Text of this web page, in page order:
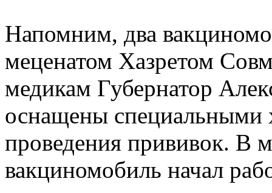
Напомним, два
меценатом Хазретом
медикам Губернатор
оснащены специальными
проведения прививок. В
вакциномобиль начал